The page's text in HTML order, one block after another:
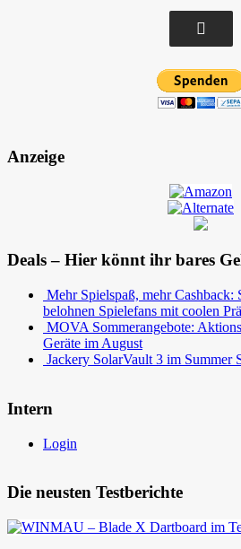
Anzeige
Deals – Hier könnt ihr bares
Mehr Spielspaß, mehr Cashback:
belohnen Spielefans mit coolen
MOVA Sommerangebote:
Geräte im August
Jackery SolarVault 3 im Summer
Intern
Login
Die neusten Testberichte